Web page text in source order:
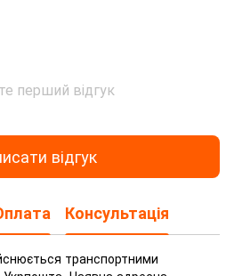
перший відгук
відгук
Консультація
транспортними